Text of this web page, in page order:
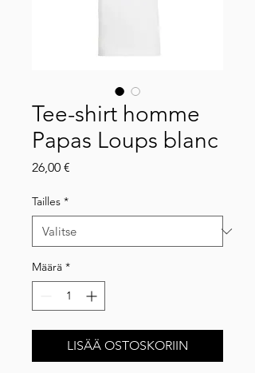
Tee-shirt homme
Papas Loups blanc
26,00 €
Tailles *
Määrä *
LISÄÄ OSTOSKORIIN